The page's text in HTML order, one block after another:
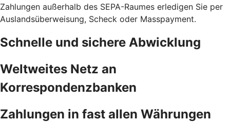
Zahlungen außerhalb des SEPA-Raumes erledigen Sie per
Auslandsüberweisung, Scheck oder Masspayment.
Schnelle und sichere Abwicklung
Weltweites Netz an
Korrespondenzbanken
Zahlungen in fast allen Währungen